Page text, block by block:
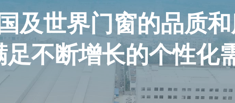
个性化高端定制门窗